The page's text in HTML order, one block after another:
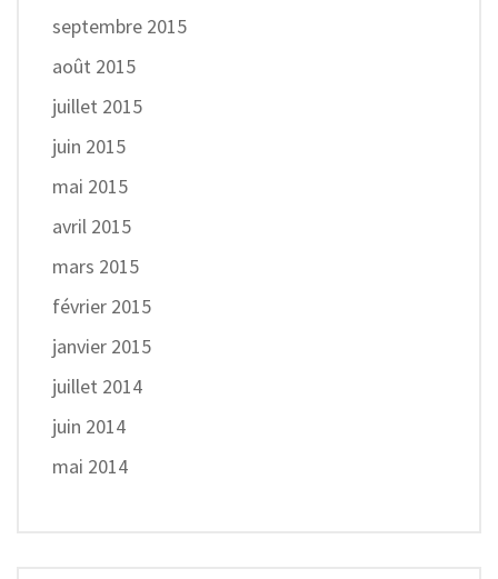
septembre 2015
août 2015
juillet 2015
juin 2015
mai 2015
avril 2015
mars 2015
février 2015
janvier 2015
juillet 2014
juin 2014
mai 2014